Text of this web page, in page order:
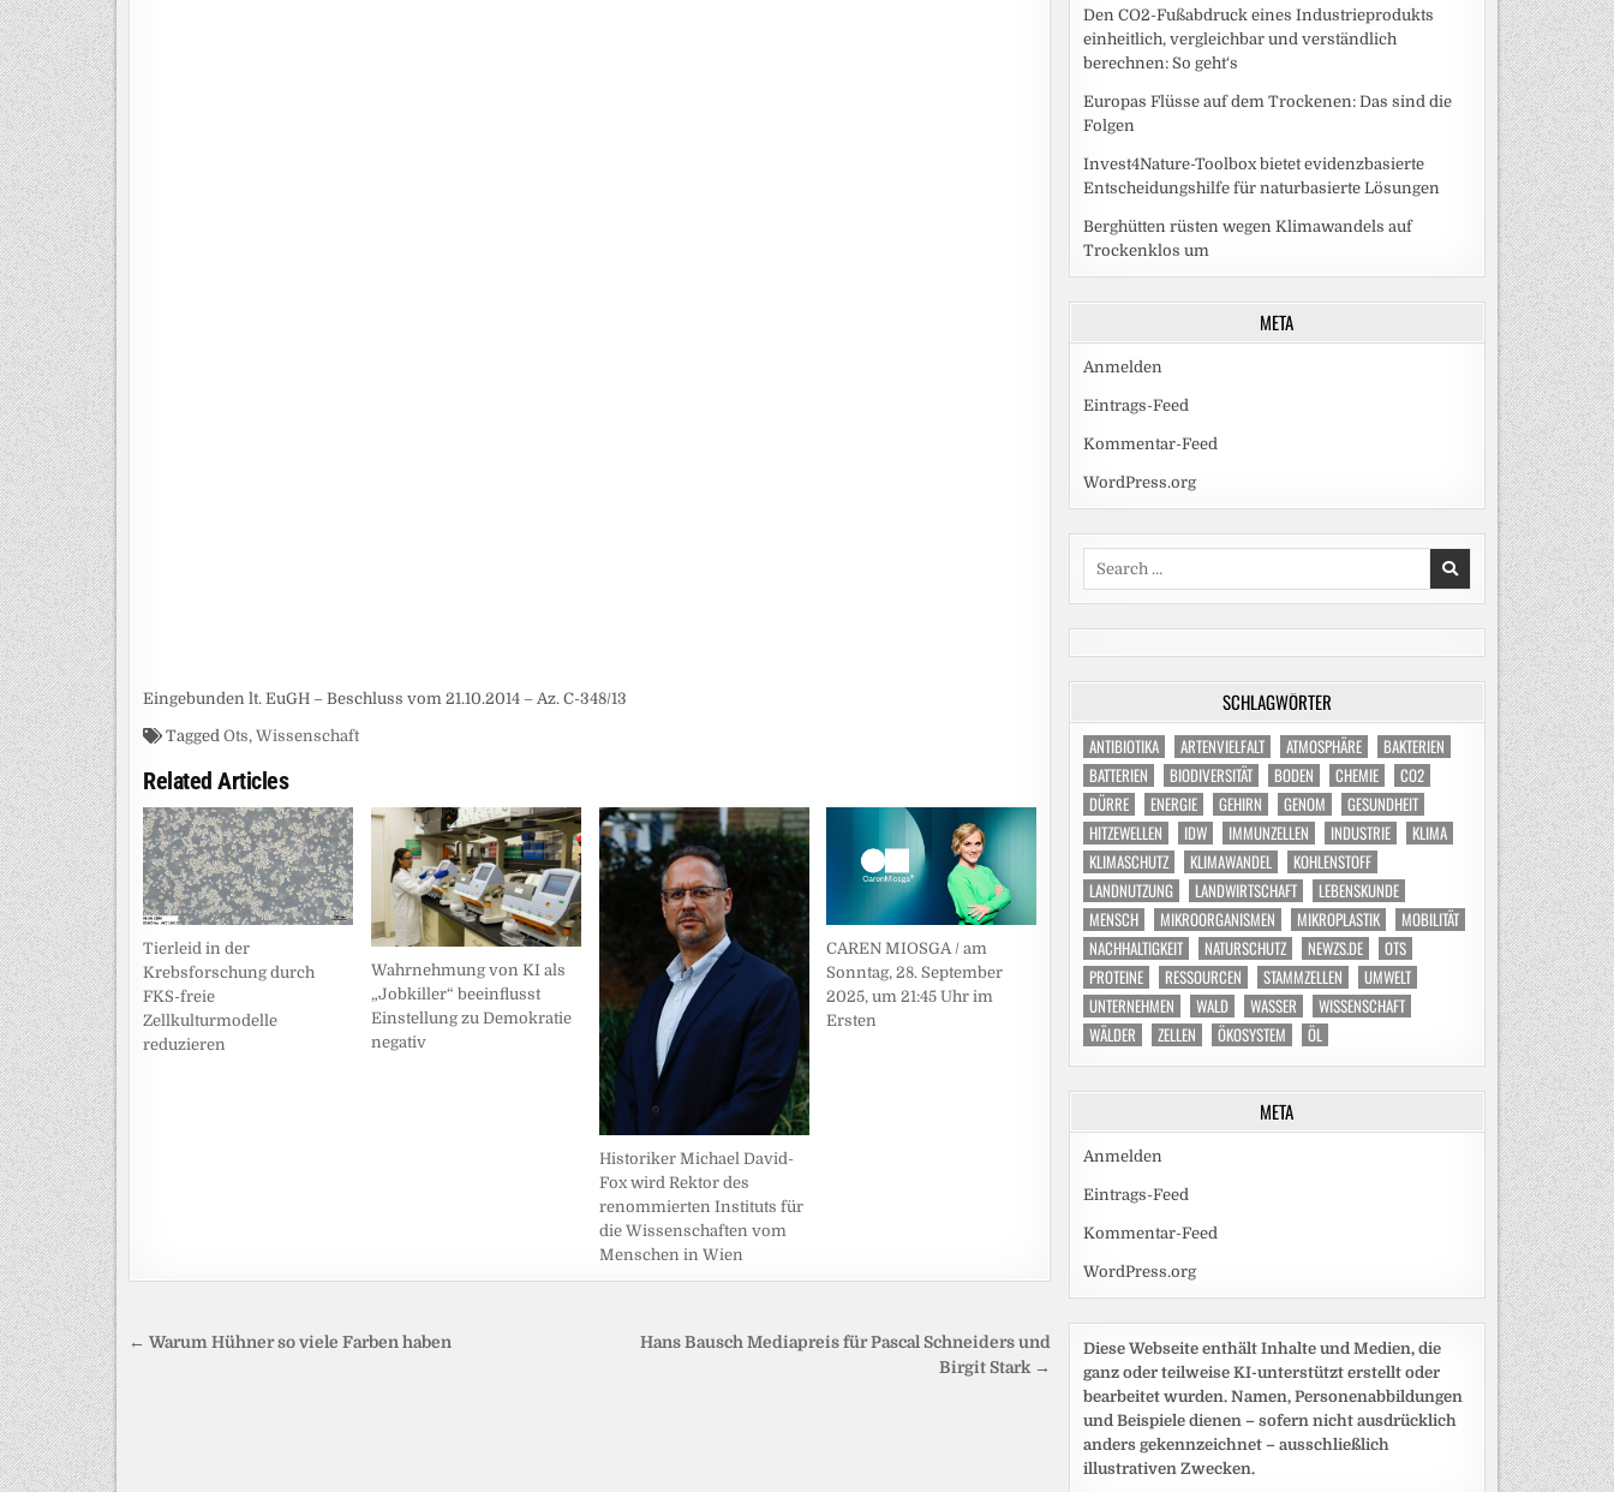
Eingebunden lt. EuGH – Beschluss vom 21.10.2014 – Az. C-348/13
Tagged Ots, Wissenschaft
Related Articles
Tierleid in der
Krebsforschung durch
FKS-freie
Zellkulturmodelle
reduzieren
Wahrnehmung von KI als
„Jobkiller“ beeinflusst
Einstellung zu Demokratie
negativ
Historiker Michael David-
Fox wird Rektor des
renommierten Instituts für
die Wissenschaften vom
Menschen in Wien
CAREN MIOSGA / am
Sonntag, 28. September
2025, um 21:45 Uhr im
Ersten
Beitragsnavigation
Hans Bausch Mediapreis für Pascal Schneiders und
Birgit Stark →
← Warum Hühner so viele Farben haben
Den CO2-Fußabdruck eines Industrieprodukts
einheitlich, vergleichbar und verständlich
berechnen: So geht‘s
Europas Flüsse auf dem Trockenen: Das sind die
Folgen
Invest4Nature-Toolbox bietet evidenzbasierte
Entscheidungshilfe für naturbasierte Lösungen
Berghütten rüsten wegen Klimawandels auf
Trockenklos um
META
Anmelden
Eintrags-Feed
Kommentar-Feed
WordPress.org
SCHLAGWÖRTER
ANTIBIOTIKA ARTENVIELFALT ATMOSPHÄRE
BAKTERIEN
BATTERIEN
BIODIVERSITÄT BODEN CHEMIE
CO2
DÜRRE
ENERGIE GEHIRN GENOM
GESUNDHEIT
HITZEWELLEN
IDW IMMUNZELLEN INDUSTRIE
KLIMA
KLIMASCHUTZ
KLIMAWANDEL
KOHLENSTOFF
LANDNUTZUNG
LANDWIRTSCHAFT
LEBENSKUNDE
MENSCH
MIKROORGANISMEN MIKROPLASTIK
MOBILITÄT
NACHHALTIGKEIT
NATURSCHUTZ NEWZS.DE
OTS
PROTEINE
RESSOURCEN STAMMZELLEN
UMWELT
UNTERNEHMEN
WALD WASSER
WISSENSCHAFT
WÄLDER
ZELLEN ÖKOSYSTEM ÖL
META
Anmelden
Eintrags-Feed
Kommentar-Feed
WordPress.org
Diese Webseite enthält Inhalte und Medien, die
ganz oder teilweise KI-unterstützt erstellt oder
bearbeitet wurden. Namen, Personenabbildungen
und Beispiele dienen – sofern nicht ausdrücklich
anders gekennzeichnet – ausschließlich
illustrativen Zwecken.